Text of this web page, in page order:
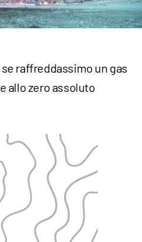
raffreddassimo un gas
allo zero assoluto